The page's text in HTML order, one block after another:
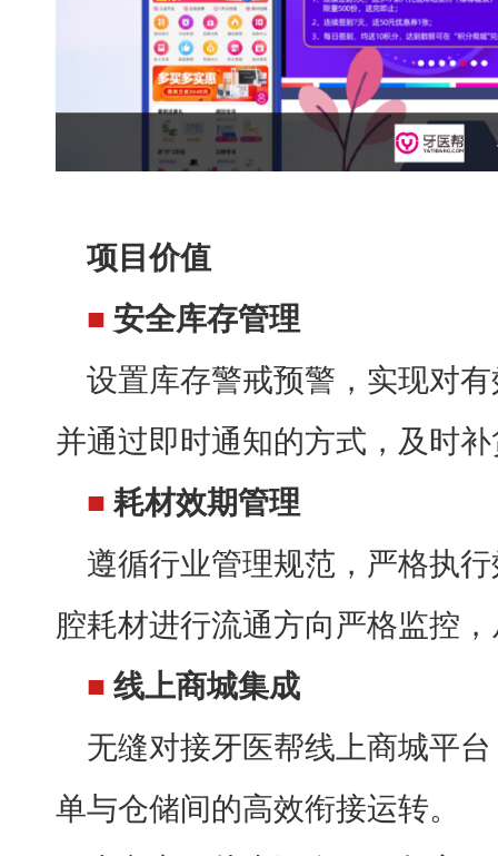
项目价值
■ 安全库存管理
设置库存警戒预警，实现对
并通过即时通知的方式，及时
■ 耗材效期管理
遵循行业管理规范，严格执
腔耗材进行流通方向严格监控
■ 线上商城集成
无缝对接牙医帮线上商城平
单与仓储间的高效衔接运转。